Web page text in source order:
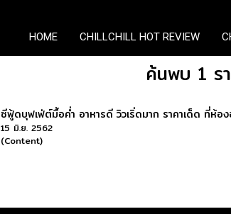
HOME CHILLCHILL HOT REVIEW
ค้นพบ 1 ร
ซีฟู้ดบุฟเฟ่ต์มื้อค่ำ อาหารดี วิวเริ่ดมาก ราคาเด็ด ที่ห้อ
15 มิ.ย. 2562
(Content)